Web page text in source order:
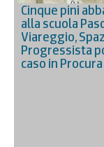
Cinque pini
alla scuola
Viareggio,
Progressista
caso in Procura